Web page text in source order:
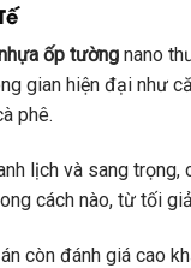
ốp tường nano
gian hiện đại như
phê.
lịch và sang trọng,
cách nào, từ tối
còn đánh giá cao